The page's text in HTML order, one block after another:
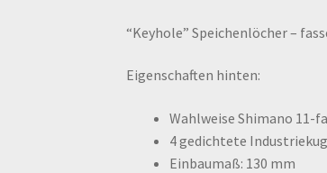
“Keyhole” Speichenlöcher –
Eigenschaften hinten:
Wahlweise Shimano 11-
4 gedichtete
Einbaumaß: 130 mm